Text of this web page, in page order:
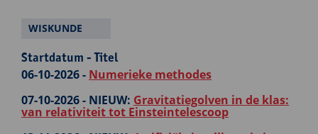
WISKUNDE
Startdatum - Titel
06-10-2026 - Numerieke methodes
07-10-2026 - NIEUW: Gravitatiegolven in de klas:
van relativiteit tot Einsteintelescoop